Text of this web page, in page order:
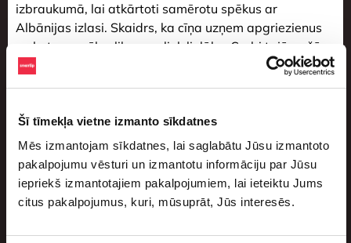
Šī tīmekļa vietne izmanto sīkdatnes
Mēs izmantojam sīkdatnes, lai saglabātu Jūsu izmantoto
pakalpojumu vēsturi un izmantotu informāciju par Jūsu
iepriekš izmantotajiem pakalpojumiem, lai ieteiktu Jums
citus pakalpojumus, kuri, mūsuprāt, Jūs interesēs.
izbraukumā, lai atkārtoti samērotu spēkus ar
Albānijas izlasi. Skaidrs, ka cīņa uzņem apgriezienus
un katras spēles likme paliek lielāka. Serbi tajā pašā
dienā centīsies pārsteigt angļus.
Похожие статьи